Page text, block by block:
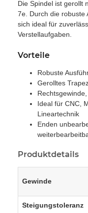
Die Spindel ist gerollt
7e. Durch die robuste
sich ideal für
Verstellaufgaben.
Vorteile
Robuste
Gerolltes
Ideal für CNC,
Lineartechnik
Enden
Produktdetails
Gewinde
Steigungstoleranz